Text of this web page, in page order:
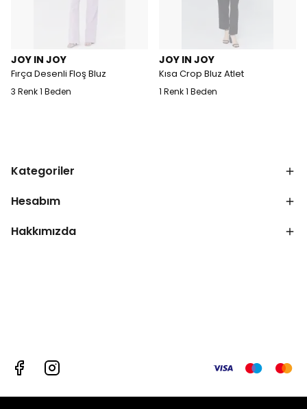
JOY IN JOY
Fırça Desenli Floş Bluz
3 Renk 1 Beden
JOY IN JOY
Kısa Crop Bluz Atlet
1 Renk 1 Beden
Kategoriler
Hesabım
Hakkımızda